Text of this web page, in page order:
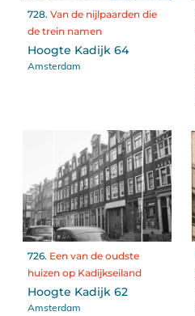
728. Van de nijlpaarden die
de trein namen
Hoogte Kadijk 64
Amsterdam
726. Een van de oudste
huizen op Kadijkseiland
Hoogte Kadijk 62
Amsterdam